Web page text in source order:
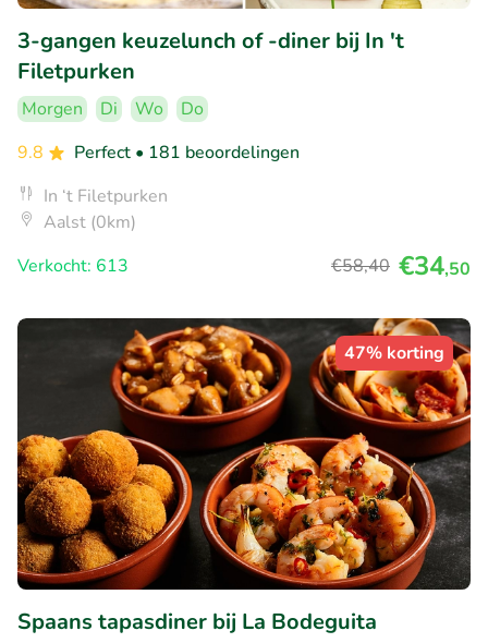
3-gangen keuzelunch of -diner bij In 't
Filetpurken
Morgen Di Wo
Do
9.8
Perfect • 181 beoordelingen
In ‘t Filetpurken
Aalst (0km)
Verkocht: 613
€58,40 €34,50
47% korting
Spaans tapasdiner bij La Bodeguita